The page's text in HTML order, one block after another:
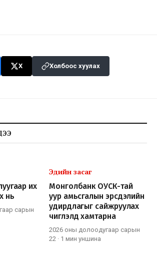
X Холбоос хуулах
их
нь
сарын
Эдийн засаг
Монголбанк ОУСК-тай
уур амьсгалын эрсдэлийн
удирдлагыг сайжруулах
чиглэлд хамтарна
2026 оны долоодугаар сарын
22 · 1 мин уншина